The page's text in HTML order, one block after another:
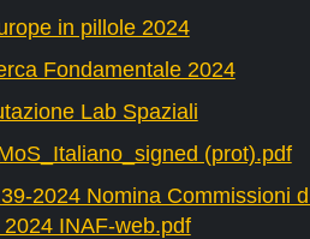
in pillole 2024
Fondamentale 2024
Lab Spaziali
(prot).pdf
2024 Nomina Commissioni
INAF-web.pdf